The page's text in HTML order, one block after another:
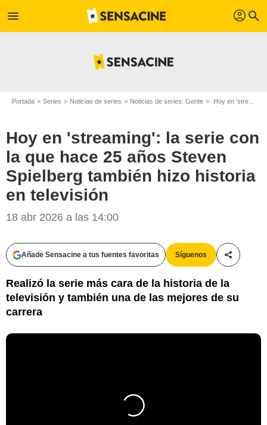
menu profil search
Portada Series Noticias de series Noticias de series: Gente Hoy en 'streaming': la serie con la que hace 25 años Steven Spielberg también hizo historia en televisión
Hoy en 'streaming': la serie con
la que hace 25 años Steven
Spielberg también hizo historia
en televisión
18 abr 2026 a las 14:00
Añade Sensacine a tus fuentes favoritas Síguenos
Realizó la serie más cara de la historia de la
televisión y también una de las mejores de su
carrera